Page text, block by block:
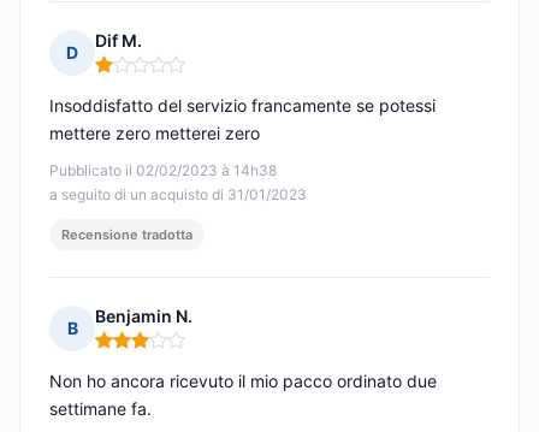
D
Dif M.
Nota: 1 su 5
Pubblicato il 02/02/2023 à 14h38
a seguito di un acquisto di 31/01/2023
Insoddisfatto del servizio francamente se potessi
mettere zero metterei zero
Recensione tradotta
B
Benjamin N.
Nota: 3 su 5
Non ho ancora ricevuto il mio pacco ordinato due
settimane fa.